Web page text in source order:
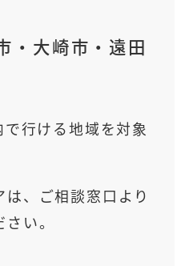
・ 大崎市 ・ 遠田
行ける地域を対象
は、ご相談窓口より
い。